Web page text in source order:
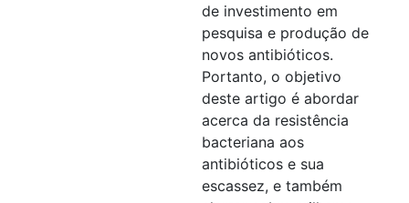
de investimento em
pesquisa e produção de
novos antibióticos.
Portanto, o objetivo
deste artigo é abordar
acerca da resistência
bacteriana aos
antibióticos e sua
escassez, e também